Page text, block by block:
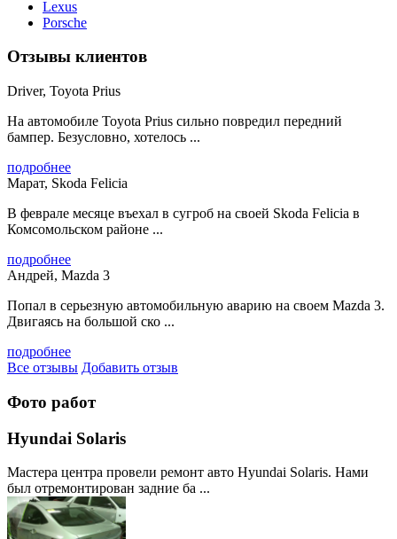
Lexus
Porsche
Отзывы клиентов
Driver, Toyota Prius
На автомобиле Toyota Prius сильно повредил передний
бампер. Безусловно, хотелось ...
подробнее
Марат, Skoda Felicia
В феврале месяце въехал в сугроб на своей Skoda Felicia в
Комсомольском районе ...
подробнее
Андрей, Mazda 3
Попал в серьезную автомобильную аварию на своем Mazda 3.
Двигаясь на большой ско ...
подробнее
Все отзывы Добавить отзыв
Фото работ
Hyundai Solaris
Мастера центра провели ремонт авто Hyundai Solaris. Нами
был отремонтирован задние ба ...